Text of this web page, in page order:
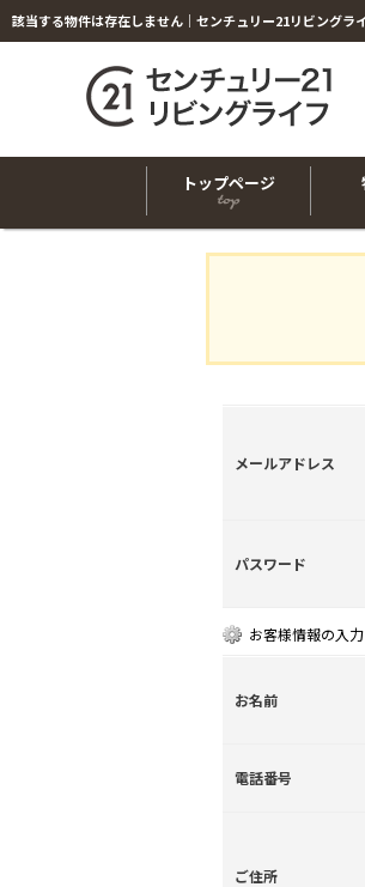
該当する物件は存在しません｜センチュリー21リビングラ
トップページ
メールアドレス
パスワード
お客様情報の入力
お名前
電話番号
ご住所